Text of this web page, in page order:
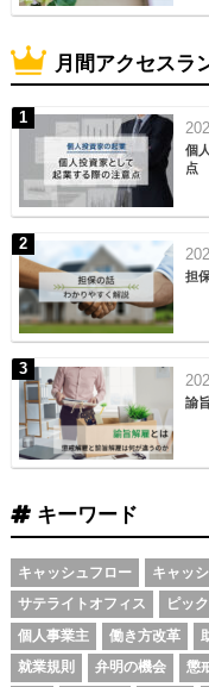
月間アクセスラ
個
点
担
諭
キーワード
キャッシュフロー キャッ
サテライトオフィス
ピッ
個人事業主
働き方改革
就業規則
弁明の機会 懲